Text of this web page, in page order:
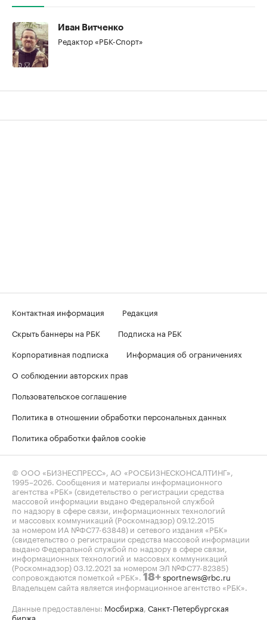
Иван Витченко
Редактор «РБК-Спорт»
Контактная информация
Редакция
Скрыть баннеры на РБК
Подписка на РБК
Корпоративная подписка
Информация об ограничениях
О соблюдении авторских прав
Пользовательское соглашение
Политика в отношении обработки персональных данных
Политика обработки файлов cookie
© ООО «БИЗНЕСПРЕСС», АО «РОСБИЗНЕСКОНСАЛТИНГ»,
1995–2026. Сообщения и материалы информационного
агентства «РБК» (свидетельство о регистрации средства
массовой информации выдано Федеральной службой
по надзору в сфере связи, информационных технологий
и массовых коммуникаций (Роскомнадзор) 09.12.2015
за номером ИА №ФС77-63848) и сетевого издания «РБК»
(свидетельство о регистрации средства массовой информации
выдано Федеральной службой по надзору в сфере связи,
информационных технологий и массовых коммуникаций
(Роскомнадзор) 03.12.2021 за номером ЭЛ №ФС77-82385)
сопровождаются пометкой «РБК». 18+sportnews@rbc.ru
Владельцем сайта является информационное агентство «РБК».
Данные предоставлены: Мосбиржа, Санкт-Петербургская
биржа